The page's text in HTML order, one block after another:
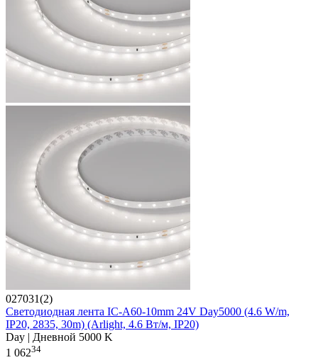
027031(2)
Светодиодная лента IC-A60-10mm 24V Day5000 (4.6 W/m,
IP20, 2835, 30m) (Arlight, 4.6 Вт/м, IP20)
Day | Дневной 5000 K
1 06234